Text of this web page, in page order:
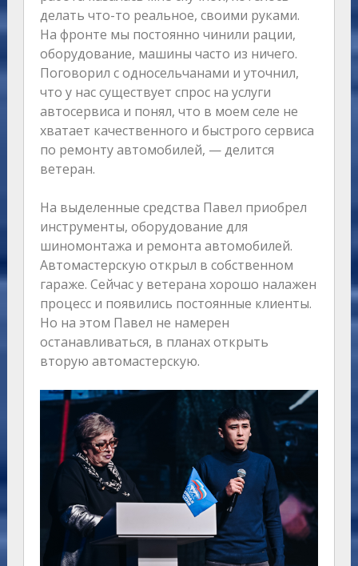
делать что-то реальное, своими руками.
На фронте мы постоянно чинили рации,
оборудование, машины часто из ничего.
Поговорил с односельчанами и уточнил,
что у нас существует спрос на услуги
автосервиса и понял, что в моем селе не
хватает качественного и быстрого сервиса
по ремонту автомобилей, — делится
ветеран.
На выделенные средства Павел приобрел
инструменты, оборудование для
шиномонтажа и ремонта автомобилей.
Автомастерскую открыл в собственном
гараже. Сейчас у ветерана хорошо налажен
процесс и появились постоянные клиенты.
Но на этом Павел не намерен
останавливаться, в планах открыть
вторую автомастерскую.